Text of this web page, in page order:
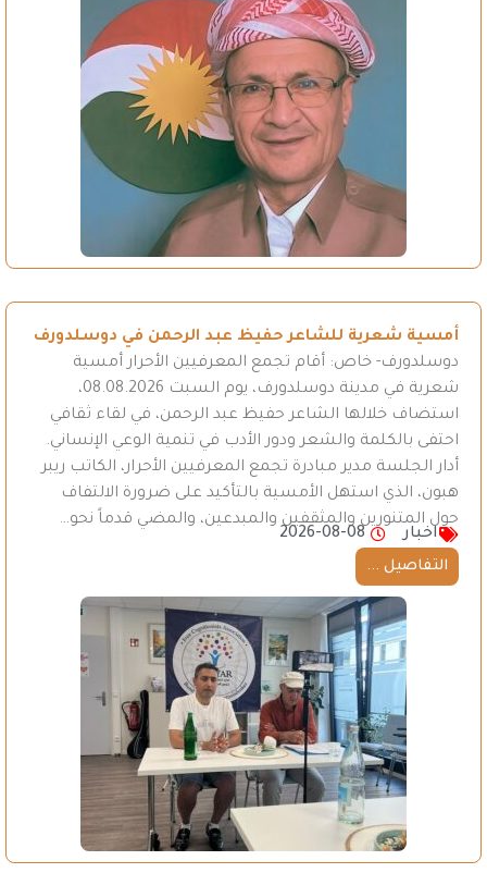
أمسية شعرية للشاعر حفيظ عبد الرحمن في دوسلدورف
دوسلدورف- خاص: أقام تجمع المعرفيين الأحرار أمسية
شعرية في مدينة دوسلدورف، يوم السبت 08.08.2026،
استضاف خلالها الشاعر حفيظ عبد الرحمن، في لقاء ثقافي
احتفى بالكلمة والشعر ودور الأدب في تنمية الوعي الإنساني.
أدار الجلسة مدير مبادرة تجمع المعرفيين الأحرار، الكاتب ريبر
هبون، الذي استهل الأمسية بالتأكيد على ضرورة الالتفاف
حول المتنورين والمثقفين والمبدعين، والمضي قدماً نحو…
اخبار
2026-08-08
التفاصيل ...